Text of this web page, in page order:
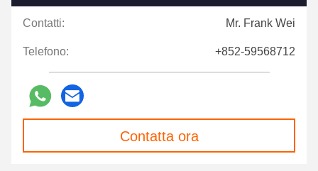
Contatti: Mr. Frank Wei
Telefono: +852-59568712
Contatta ora